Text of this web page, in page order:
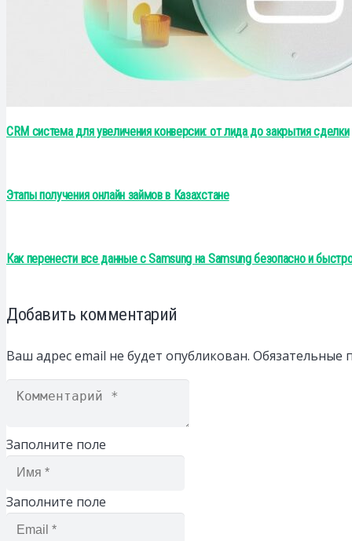
CRM система для увеличения конверсии: от лида до закрытия сделки
Этапы получения онлайн займов в Казахстане
Как перенести все данные с Samsung на Samsung безопасно и
Добавить комментарий
Ваш адрес email не будет опубликован. Обязательные
Заполните поле
Заполните поле